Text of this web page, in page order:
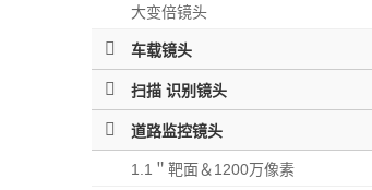
大变倍镜头
车载镜头
扫描 识别镜头
道路监控镜头
1.1＂靶面＆1200万像素